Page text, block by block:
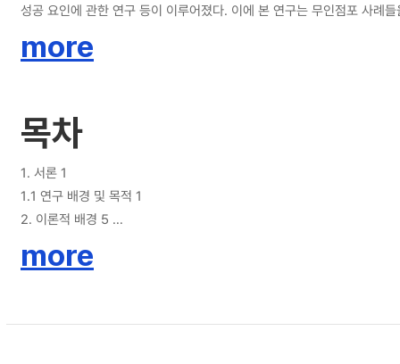
applied technologies including distribution outside of stores.
성공 요인에 관한 연구 등이 이루어졌다. 이에 본 연구는 무인점포 사례들을 조사하여 소비자의 구매 프로세스 관점에서 각 프로세스 별로 적용된 기술을 분석하고 서비스 프로세스 매트릭스를 사용하여 무인점포 서비스를 유형화하여 서비
사용된 기술들을 조사하여 최근 무인점포 현황을 파악하였다. 다음으로
에서는 다양한 리테일테크를 적용한 사례를 추가하여 분석하고 매장 외
more
목차
1. 서론 1
1.1 연구 배경 및 목적 1
2. 이론적 배경 5
2.2 무인점포 6
more